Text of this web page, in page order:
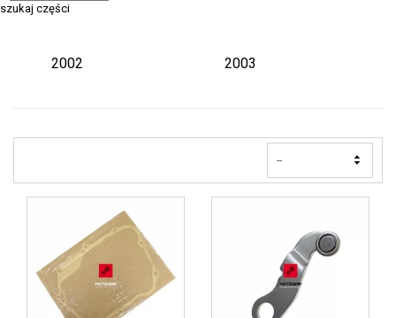
szukaj części
2 2000
2002 2003
--